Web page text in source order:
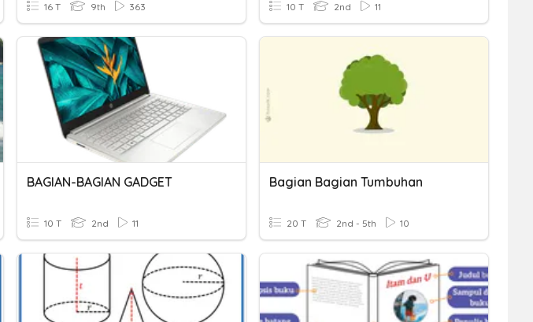
16 T 9th 363 10 T 2nd 11
BAGIAN-BAGIAN GADGET
10 T 2nd 11
Bagian Bagian Tumbuhan
20 T 2nd - 5th 10